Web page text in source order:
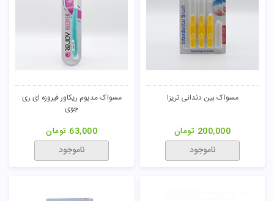
مسواک بین دندانی تریزا
200,000 تومان
ناموجود
مسواک مدیوم ریکاور فیروزه ای ری
جوی
63,000 تومان
ناموجود